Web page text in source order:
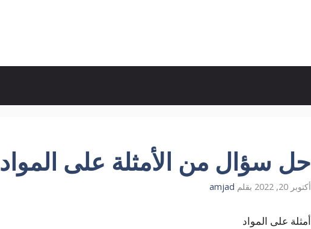
حل سؤال من الأمثلة على المواد
أكتوبر 20, 2022 بقلم amjad
أمثلة على المواد